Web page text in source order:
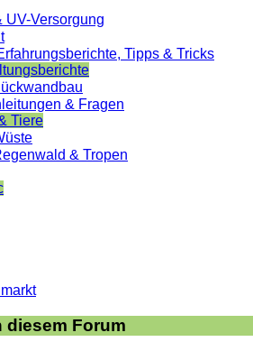
Versorgung
Tipps & Tricks
& Fragen
Tiere
& Tropen
diesem Forum